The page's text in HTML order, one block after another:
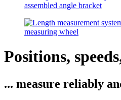
Positions,
... measure reliably